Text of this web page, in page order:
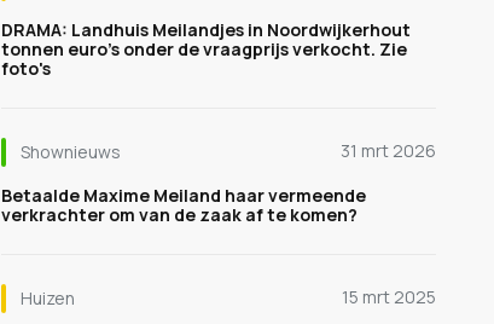
DRAMA: Landhuis Meilandjes in Noordwijkerhout
tonnen euro's onder de vraagprijs verkocht. Zie
foto's
Shownieuws
31 mrt 2026
Betaalde Maxime Meiland haar vermeende
verkrachter om van de zaak af te komen?
Huizen
15 mrt 2025